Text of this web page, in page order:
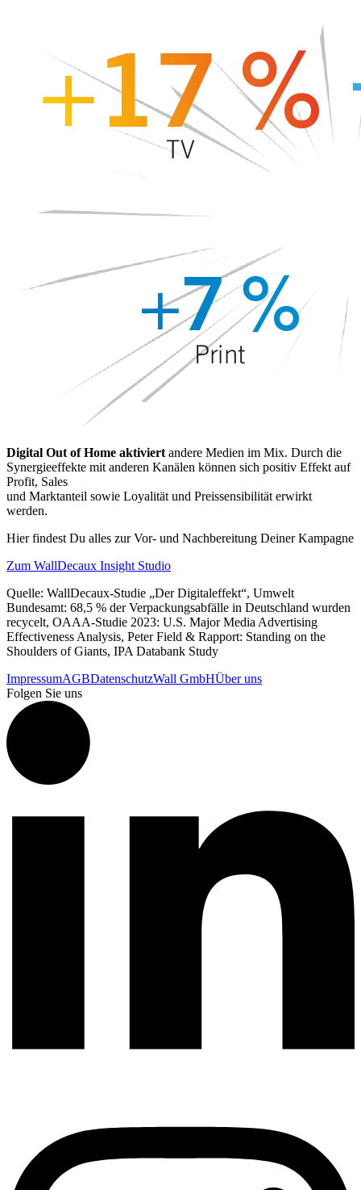
Digital Out of Home aktiviert andere Medien im Mix. Durch die
Synergieeffekte mit anderen Kanälen können sich positiv Effekt auf
Profit, Sales
und Marktanteil sowie Loyalität und Preissensibilität erwirkt
werden.
Hier findest Du alles zur Vor- und Nachbereitung Deiner Kampagne
Zum WallDecaux Insight Studio
Quelle: WallDecaux-Studie „Der Digitaleffekt“, Umwelt
Bundesamt: 68,5 % der Verpackungsabfälle in Deutschland wurden
recycelt, OAAA-Studie 2023: U.S. Major Media Advertising
Effectiveness Analysis, Peter Field & Rapport: Standing on the
Shoulders of Giants, IPA Databank Study
ImpressumAGBDatenschutzWall GmbHÜber uns
Folgen Sie uns